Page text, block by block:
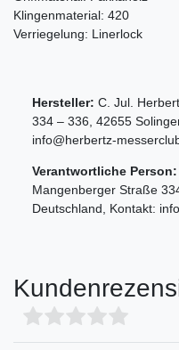
Klingenmaterial: 420
Verriegelung: Linerlock
Hersteller: C. Jul.
334 – 336 42655
info@herbertz-
Verantwortliche Person:
Mangenberger Straße
Deutschland , Kontakt: